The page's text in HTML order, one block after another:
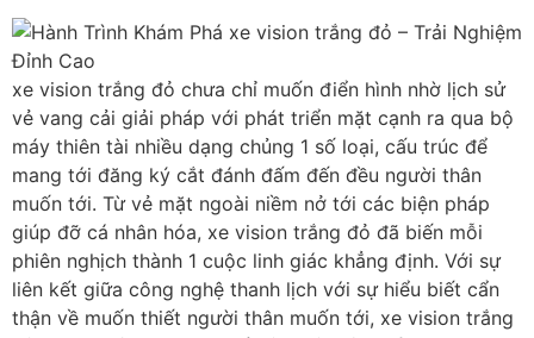
xe vision trắng đỏ chưa chỉ muốn điển hình nhờ lịch sử
vẻ vang cải giải pháp với phát triển mặt cạnh ra qua bộ
máy thiên tài nhiều dạng chủng 1 số loại, cấu trúc để
mang tới đăng ký cắt đánh đấm đến đều người thân
muốn tới. Từ vẻ mặt ngoài niềm nở tới các biện pháp
giúp đỡ cá nhân hóa, xe vision trắng đỏ đã biến mỗi
phiên nghịch thành 1 cuộc linh giác khẳng định. Với sự
liên kết giữa công nghệ thanh lịch với sự hiểu biết cẩn
thận về muốn thiết người thân muốn tới, xe vision trắng